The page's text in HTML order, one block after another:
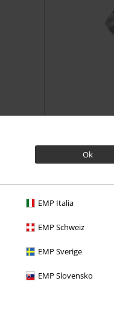
Ok
EMP Italia
EMP Schweiz
EMP Sverige
EMP Slovensko
Kč 819,00